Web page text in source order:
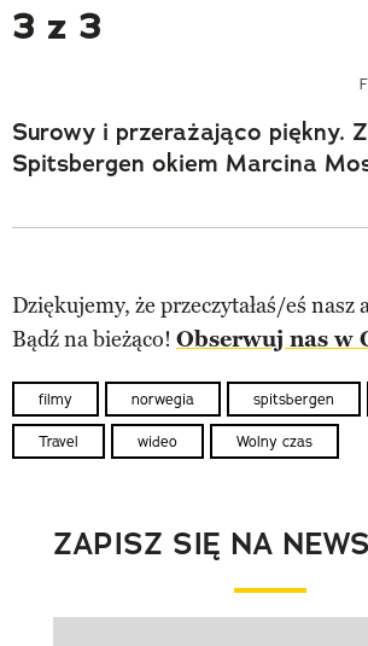
3 z 3
Surowy i przerażająco piękny.
Spitsbergen okiem Marcina
Dziękujemy, że przeczytałaś/eś nasz
Bądź na bieżąco! Obserwuj nas w
filmy norwegia spitsbergen
Travel wideo Wolny czas
ZAPISZ SIĘ NA